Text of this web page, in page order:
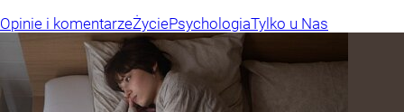
Opinie i komentarzeŻyciePsychologiaTylko u Nas